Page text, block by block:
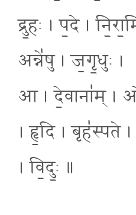
द्रु॒हः । प॒दे ।
अन्ने॑षु । ज॒गृ॒धुः ।
आ । दे॒वाना॑म् ।
। हृ॒दि । बृह॑स्पते ।
। वि॒दुः॒ ॥